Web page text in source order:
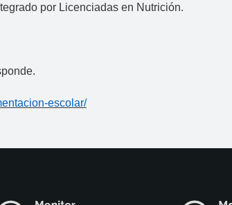
por Licenciadas en Nutrición.
escolar/